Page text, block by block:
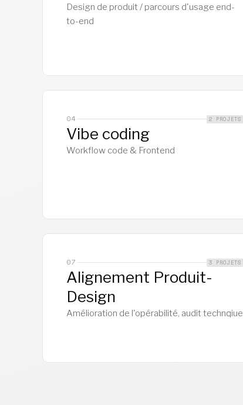
Design de produit / parcours d'usage end-
to-end
04 2 PROJETS
Vibe coding
Workflow code & Frontend
07 3 PROJETS
Alignement Produit-
Design
Amélioration de l'opérabilité, audit technqiue